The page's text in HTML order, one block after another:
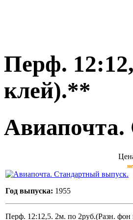
Перф.
клей).**
Год выпуска: 1955
Перф. 12:12,5. 2м. по 2руб.(Разн.